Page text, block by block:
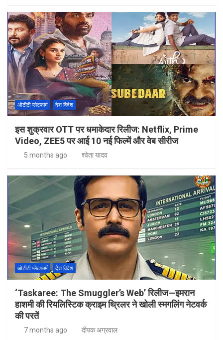
ओटीटी प्लेटफार्म देश विदेश
इस शुक्रवार OTT पर धमाकेदार रिलीज: Netflix, Prime
Video, ZEE5 पर आई 10 नई फिल्में और वेब सीरीज
5 months ago श्वेता यादव
ओटीटी प्लेटफार्म देश विदेश
‘Taskaree: The Smuggler’s Web’ रिलीज—इमरान
हाशमी की रियलिस्टिक क्राइम थ्रिलर ने खोली स्मगलिंग नेटवर्क
की परतें
7 months ago दीपक अग्रवाल